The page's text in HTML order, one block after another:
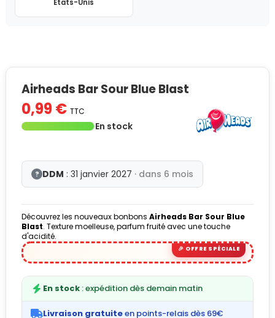
États-Unis
Airheads Bar Sour Blue Blast
0,99 € TTC
En stock
? DDM : 31 janvier 2027 · dans 6 mois
Découvrez les nouveaux bonbons Airheads Bar Sour Blue
Blast. Texture moelleuse, parfum fruité avec une touche
d'acidité.
En stock : expédition dès demain matin
Livraison gratuiteen points-relais dès 69€